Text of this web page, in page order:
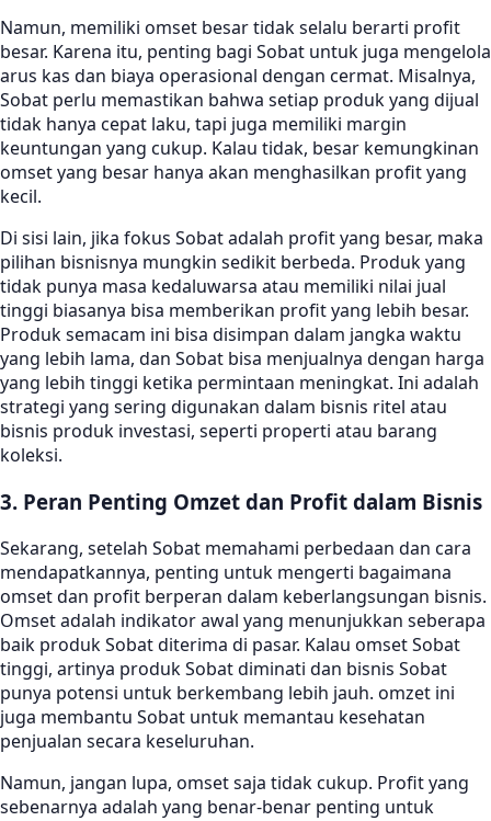
Namun, memiliki omset besar tidak selalu berarti profit
besar. Karena itu, penting bagi Sobat untuk juga mengelola
arus kas dan biaya operasional dengan cermat. Misalnya,
Sobat perlu memastikan bahwa setiap produk yang dijual
tidak hanya cepat laku, tapi juga memiliki margin
keuntungan yang cukup. Kalau tidak, besar kemungkinan
omset yang besar hanya akan menghasilkan profit yang
kecil.
Di sisi lain, jika fokus Sobat adalah profit yang besar, maka
pilihan bisnisnya mungkin sedikit berbeda. Produk yang
tidak punya masa kedaluwarsa atau memiliki nilai jual
tinggi biasanya bisa memberikan profit yang lebih besar.
Produk semacam ini bisa disimpan dalam jangka waktu
yang lebih lama, dan Sobat bisa menjualnya dengan harga
yang lebih tinggi ketika permintaan meningkat. Ini adalah
strategi yang sering digunakan dalam bisnis ritel atau
bisnis produk investasi, seperti properti atau barang
koleksi.
3. Peran Penting Omzet dan Profit dalam Bisnis
Sekarang, setelah Sobat memahami perbedaan dan cara
mendapatkannya, penting untuk mengerti bagaimana
omset dan profit berperan dalam keberlangsungan bisnis.
Omset adalah indikator awal yang menunjukkan seberapa
baik produk Sobat diterima di pasar. Kalau omset Sobat
tinggi, artinya produk Sobat diminati dan bisnis Sobat
punya potensi untuk berkembang lebih jauh. omzet ini
juga membantu Sobat untuk memantau kesehatan
penjualan secara keseluruhan.
Namun, jangan lupa, omset saja tidak cukup. Profit yang
sebenarnya adalah yang benar-benar penting untuk